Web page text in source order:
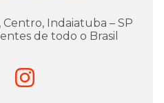
Centro, Indaiatuba – SP
de todo o Brasil